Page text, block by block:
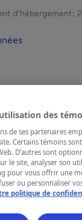
d’hébergement :
des
de ses partenaires
Certains témoins
D’autres sont
le site, analyser son
pour vous offrir une
ou personnaliser
politique de